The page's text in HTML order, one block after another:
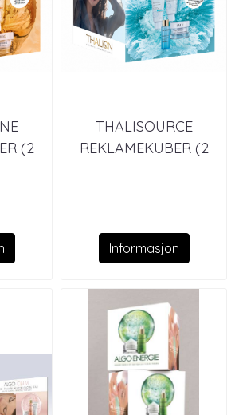
(2
THALISOURCE
REKLAMEKUBER (2
Informasjon